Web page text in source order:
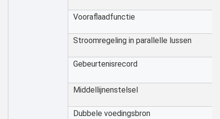
Vooraflaadfunctie
Stroomregeling in parallelle lussen
Gebeurtenisrecord
Middellijnenstelsel
Dubbele voedingsbron